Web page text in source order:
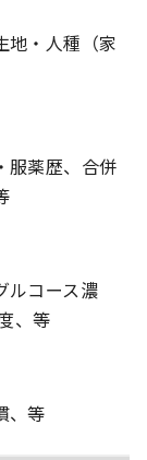
地・人種（家
服薬歴、合併
ルコース濃
、等
、等